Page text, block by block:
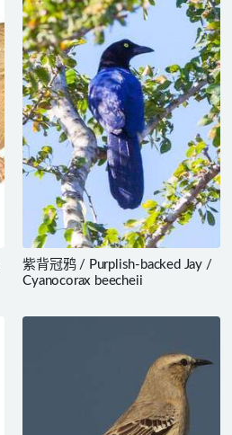
紫背冠鸦 / Purplish-backed Jay /
Cyanocorax beecheii